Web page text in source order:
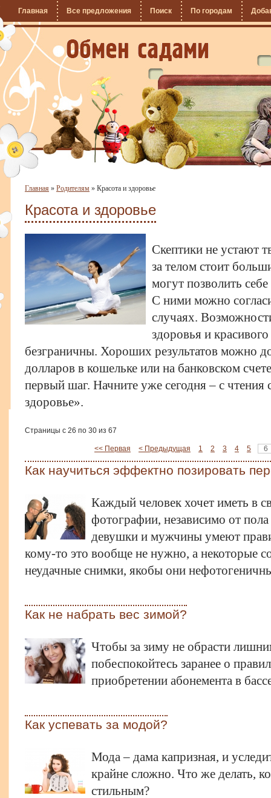
Главная Все предложения Поиск По городам
Главная » Родителям » Красота и здоровье
Красота и здоровье
Скептики не устают
за телом стоит
могут позволить
С ними можно
случаях.
здоровья и
безграничны. Хороших результатов можно
долларов в кошельке или на банковском
первый шаг. Начните уже сегодня – с чтения
здоровье».
Страницы с 26 по 30 из 67
<< Первая < Предыдущая 1 2 3 4 5 6
Как научиться эффектно позировать
Каждый человек хочет иметь в
фотографии, независимо от пола
девушки и мужчины умеют
кому-то это вообще не нужно, а некоторые
неудачные снимки, якобы они
Как не набрать вес зимой?
Чтобы за зиму не обрасти
побеспокойтесь заранее о
приобретении абонемента в
Как успевать за модой?
Мода – дама капризная, и
крайне сложно. Что же делать,
стильным?